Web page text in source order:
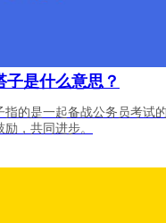
子是什么意思？
指的是一起备战公务员考试
，共同进步。